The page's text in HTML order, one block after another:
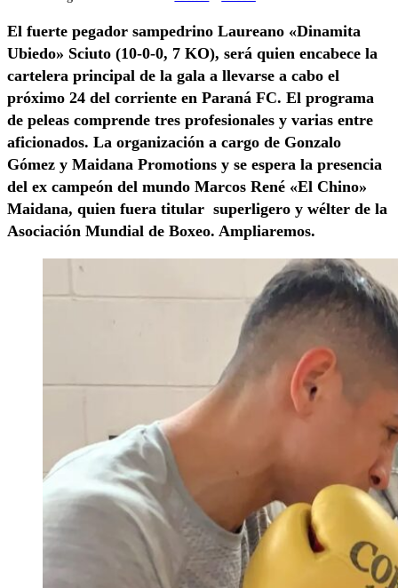
El fuerte pegador sampedrino Laureano «Dinamita
Ubiedo» Sciuto (10-0-0, 7 KO), será quien encabece la
cartelera principal de la gala a llevarse a cabo el
próximo 24 del corriente en Paraná FC. El programa
de peleas comprende tres profesionales y varias entre
aficionados. La organización a cargo de Gonzalo
Gómez y Maidana Promotions y se espera la presencia
del ex campeón del mundo Marcos René «El Chino»
Maidana, quien fuera titular superligero y wélter de la
Asociación Mundial de Boxeo. Ampliaremos.